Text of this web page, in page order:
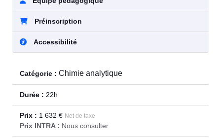
Préinscription
Accessibilité
Catégorie : Chimie analytique
Durée : 22h
Prix : 1 632 € Net de taxe
Prix INTRA : Nous consulter